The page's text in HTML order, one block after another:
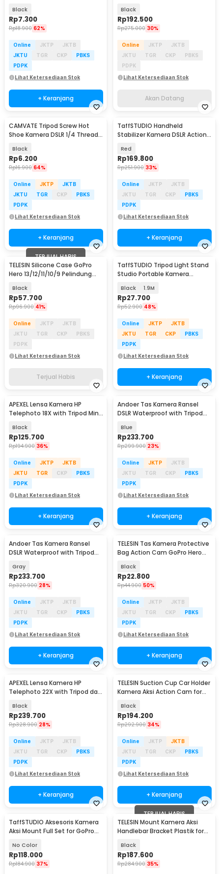
Black
Rp7.300
Rp18.900 62%
Online JKTP
JKTB
JKTU
TGR CKP
PBKS
PDPK
Lihat Ketersediaan Stok
+ Keranjang
Black
Rp192.500
Rp275.000 30%
Online JKTP
JKTB
JKTU
TGR CKP
PBKS
PDPK
Lihat Ketersediaan Stok
Akan Datang
CAMVATE Tripod Screw Hot
Shoe Kamera DSLR 1/4 Thread -
Black
Rp6.200
Rp16.900 64%
Online JKTP
JKTB
JKTU
TGR CKP
PBKS
PDPK
Lihat Ketersediaan Stok
+ Keranjang
TaffSTUDIO Handheld
Stabilizer Kamera DSLR Action
Red
Rp169.800
Rp251.900 33%
Online JKTP
JKTB
JKTU
TGR CKP
PBKS
PDPK
Lihat Ketersediaan Stok
+ Keranjang
TERJUAL HABIS
TELESIN Silicone Case GoPro
Hero 13/12/11/10/9 Pelindung
TGP
Black
Rp57.700
Rp96.900 41%
Online JKTP
JKTB
JKTU
TGR CKP
PBKS
PDPK
Lihat Ketersediaan Stok
Terjual Habis
TaffSTUDIO Tripod Light Stand
Studio Portable Kamera
Black 1.9M
Rp27.700
Rp52.900 48%
Online JKTP
JKTB
JKTU
TGR CKP
PBKS
PDPK
Lihat Ketersediaan Stok
+ Keranjang
APEXEL Lensa Kamera HP
Telephoto 18X with Tripod Mini
Black
Rp125.700
Rp194.900 36%
Online JKTP
JKTB
JKTU
TGR CKP
PBKS
PDPK
Lihat Ketersediaan Stok
+ Keranjang
Andoer Tas Kamera Ransel
DSLR Waterproof with Tripod
Blue
Rp233.700
Rp299.900 23%
Online JKTP
JKTB
JKTU
TGR CKP
PBKS
PDPK
Lihat Ketersediaan Stok
+ Keranjang
Andoer Tas Kamera Ransel
DSLR Waterproof with Tripod
Gray
Rp233.700
Rp320.900 28%
Online JKTP
JKTB
JKTU
TGR CKP
PBKS
PDPK
Lihat Ketersediaan Stok
+ Keranjang
TELESIN Tas Kamera Protective
Bag Action Cam GoPro Hero
Black
Rp22.800
Rp44.900 50%
Online JKTP
JKTB
JKTU
TGR CKP
PBKS
PDPK
Lihat Ketersediaan Stok
+ Keranjang
APEXEL Lensa Kamera HP
Telephoto 22X with Tripod dan
Black
Rp239.700
Rp328.900 28%
Online JKTP
JKTB
JKTU
TGR CKP
PBKS
PDPK
Lihat Ketersediaan Stok
+ Keranjang
TELESIN Suction Cup Car Holder
Kamera Aksi Action Cam for
Black
Rp194.200
Rp292.900 34%
Online JKTP
JKTB
JKTU
TGR CKP
PBKS
PDPK
Lihat Ketersediaan Stok
+ Keranjang
TaffSTUDIO Aksesoris Kamera
Aksi Mount Full Set for GoPro
No Color
Rp118.000
Rp184.900 37%
TERJUAL HABIS
TELESIN Mount Kamera Aksi
Handlebar Bracket Plastik for
Black
Rp187.600
Rp284.900 35%